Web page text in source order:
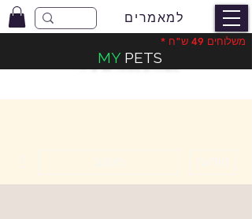
למאמרים
משלוחים בעלות 49 ש"ח
משלוחים 49 ש"ח *
MY PETS